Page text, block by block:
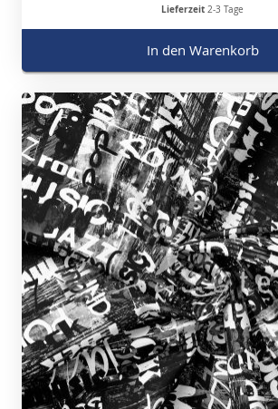
Lieferzeit 2-3 Tage
In den Warenkorb